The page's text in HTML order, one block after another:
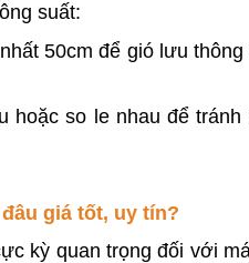
suất:
50cm để gió lưu
so le nhau để tránh
giá tốt, uy tín?
kỳ quan trọng đối với